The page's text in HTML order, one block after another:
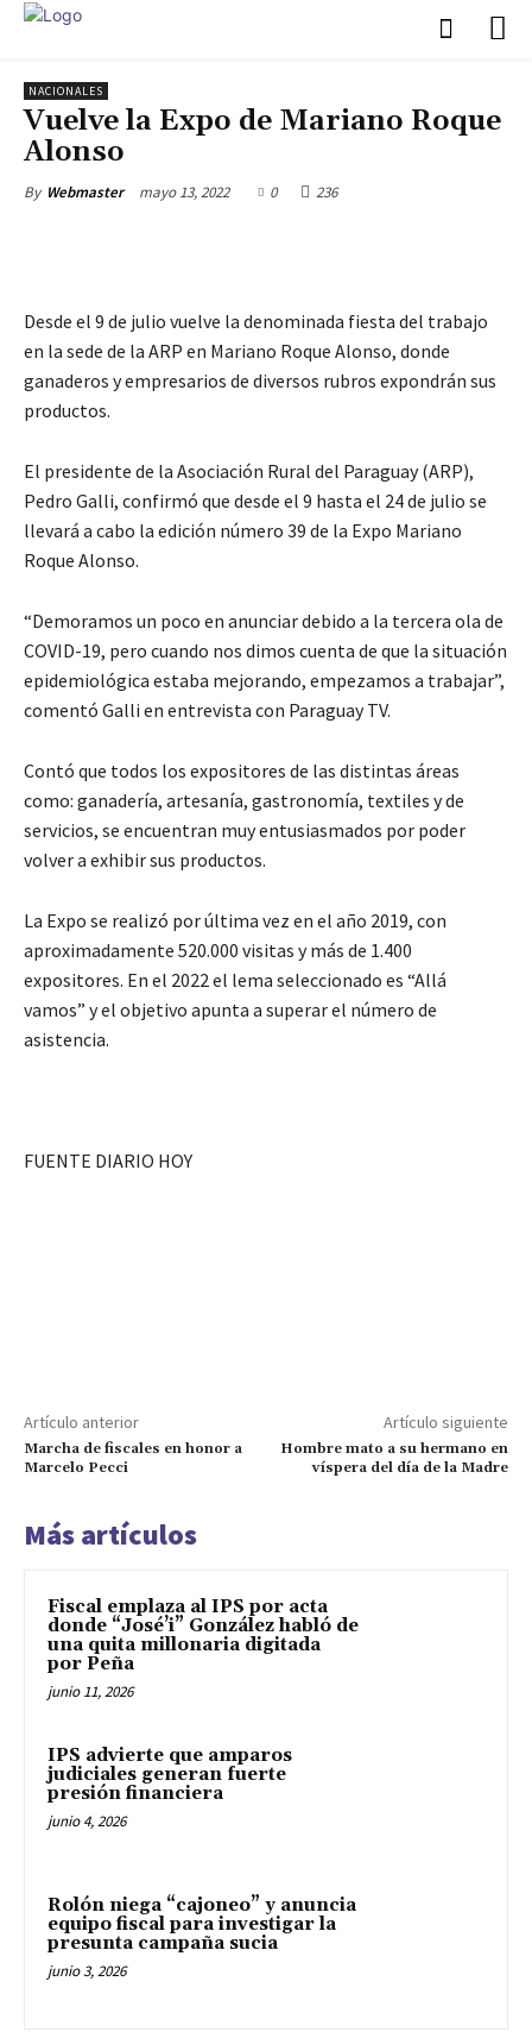
NACIONALES
Vuelve la Expo de Mariano Roque
Alonso
By Webmaster mayo 13, 2022 0 236
Desde el 9 de julio vuelve la denominada fiesta del trabajo
en la sede de la ARP en Mariano Roque Alonso, donde
ganaderos y empresarios de diversos rubros expondrán sus
productos.
El presidente de la Asociación Rural del Paraguay (ARP),
Pedro Galli, confirmó que desde el 9 hasta el 24 de julio se
llevará a cabo la edición número 39 de la Expo Mariano
Roque Alonso.
“Demoramos un poco en anunciar debido a la tercera ola de
COVID-19, pero cuando nos dimos cuenta de que la situación
epidemiológica estaba mejorando, empezamos a trabajar”,
comentó Galli en entrevista con Paraguay TV.
Contó que todos los expositores de las distintas áreas
como: ganadería, artesanía, gastronomía, textiles y de
servicios, se encuentran muy entusiasmados por poder
volver a exhibir sus productos.
La Expo se realizó por última vez en el año 2019, con
aproximadamente 520.000 visitas y más de 1.400
expositores. En el 2022 el lema seleccionado es “Allá
vamos” y el objetivo apunta a superar el número de
asistencia.
FUENTE DIARIO HOY
Artículo anterior
Marcha de fiscales en honor a
Marcelo Pecci
Artículo siguiente
Hombre mato a su hermano en
víspera del día de la Madre
Más artículos
Fiscal emplaza al IPS por acta
donde “José’i” González habló de
una quita millonaria digitada
por Peña
junio 11, 2026
IPS advierte que amparos
judiciales generan fuerte
presión financiera
junio 4, 2026
Rolón niega “cajoneo” y anuncia
equipo fiscal para investigar la
presunta campaña sucia
junio 3, 2026